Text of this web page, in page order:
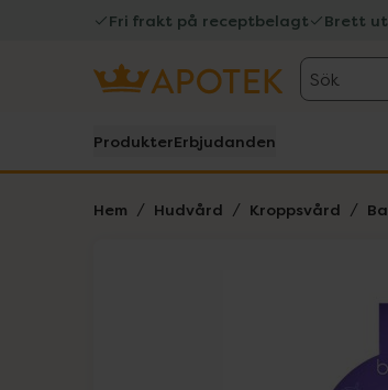
Fri frakt på receptbelagt Brett
Sök
ProdukterErbjudanden
Hem Hudvård Kroppsvård
Lista: . Innehåller 1